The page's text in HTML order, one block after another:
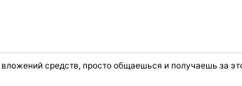
средств, просто общаешься и получаешь за